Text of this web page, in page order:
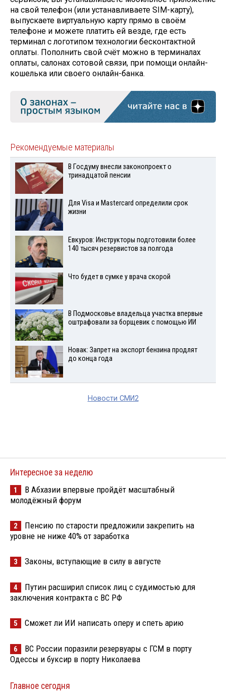
на свой телефон (или устанавливаете SIM-карту),
выпускаете виртуальную карту прямо в своём
телефоне и можете платить ей везде, где есть
терминал с логотипом технологии бесконтактной
оплаты. Пополнить свой счёт можно в терминалах
оплаты, салонах сотовой связи, при помощи онлайн-
кошелька или своего онлайн-банка.
Рекомендуемые материалы
В Госдуму внесли законопроект о
тринадцатой пенсии
Для Visа и Mastercard определили срок
жизни
Евкуров: Инструкторы подготовили более
140 тысяч резервистов за полгода
Что будет в сумке у врача скорой
В Подмосковье владельца участка впервые
оштрафовали за борщевик с помощью ИИ
Новак: Запрет на экспорт бензина продлят
до конца года
Новости СМИ2
Интересное за неделю
1
В Абхазии впервые пройдёт масштабный
молодёжный форум
2
Пенсию по старости предложили закрепить на
уровне не ниже 40% от заработка
3 Законы, вступающие в силу в августе
4
Путин расширил список лиц с судимостью для
заключения контракта с ВС РФ
5 Сможет ли ИИ написать оперу и спеть арию
6
ВС России поразили резервуары с ГСМ в порту
Одессы и буксир в порту Николаева
Главное сегодня